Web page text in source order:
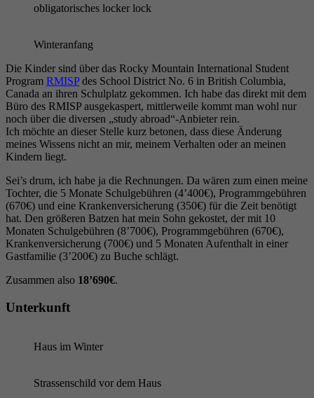
obligatorisches locker lock
Winteranfang
Die Kinder sind über das Rocky Mountain International Student
Program RMISPdes School District No. 6 in British Columbia,
Canada an ihren Schulplatz gekommen. Ich habe das direkt mit dem
Büro des RMISP ausgekaspert, mittlerweile kommt man wohl nur
noch über die diversen „study abroad“-Anbieter rein.
Ich möchte an dieser Stelle kurz betonen, dass diese Änderung
meines Wissens nicht an mir, meinem Verhalten oder an meinen
Kindern liegt.
Sei’s drum, ich habe ja die Rechnungen. Da wären zum einen meine
Tochter, die 5 Monate Schulgebühren (4’400€), Programmgebühren
(670€) und eine Krankenversicherung (350€) für die Zeit benötigt
hat. Den größeren Batzen hat mein Sohn gekostet, der mit 10
Monaten Schulgebühren (8’700€), Programmgebühren (670€),
Krankenversicherung (700€) und 5 Monaten Aufenthalt in einer
Gastfamilie (3’200€) zu Buche schlägt.
Zusammen also 18’690€.
Unterkunft
Haus im Winter
Strassenschild vor dem Haus